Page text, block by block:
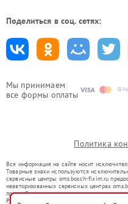
Мы принимаем
все формы оплаты
Поделиться в соц. сетях:
Политика
Вся информация на сайте носит
Товарные знаки используются
сервисные центры oms.bosch-fixim.ru
неавторизованных сервисных центрах
правообладателями товарных знаков или
Ремонт осуществляется для устройств, уже